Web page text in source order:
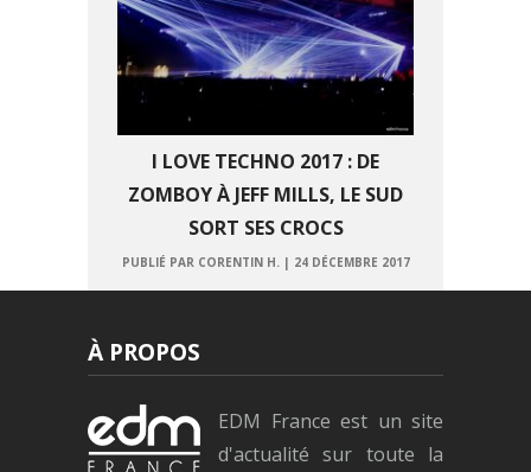
I LOVE TECHNO 2017 : DE
ZOMBOY À JEFF MILLS, LE SUD
SORT SES CROCS
PUBLIÉ PAR CORENTIN H. | 24 DÉCEMBRE 2017
À PROPOS
EDM France est un site
d'actualité sur toute la